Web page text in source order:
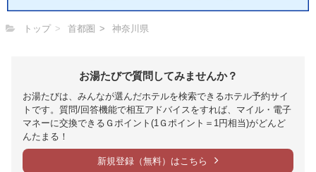
トップ 首都圏 神奈川県
お湯たびで質問してみませんか？
お湯たびは、みんなが選んだホテルを検索できるホテル予約サイ
トです。質問/回答機能で相互アドバイスをすれば、マイル・電子
マネーに交換できるＧポイント(1Ｇポイント＝1円相当)がどんど
んたまる！
新規登録（無料）はこちら